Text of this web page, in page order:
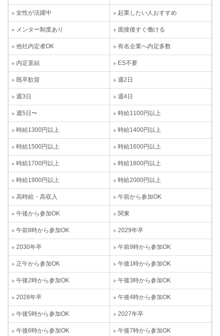
女性が活躍中 起業したい人おすすめ
メンター制度あり 面接後すぐ働ける
他社内定者OK 有名企業へ内定多数
内定直結 ES不要
既卒歓迎 週2日
週3日 週4日
週5日〜 時給1100円以上
時給1300円以上 時給1400円以上
時給1500円以上 時給1600円以上
時給1700円以上 時給1800円以上
時給1900円以上 時給2000円以上
高時給・高収入 午前から参加OK
午後から参加OK 関東
午前8時から参加OK 2029年卒
2030年卒 午前9時から参加OK
正午から参加OK 午後1時から参加OK
午後2時から参加OK 午後3時から参加OK
2028年卒 午後4時から参加OK
午後5時から参加OK 2027年卒
午後6時から参加OK 午後7時から参加OK